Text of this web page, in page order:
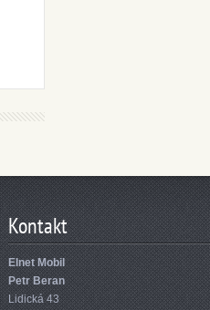
Kontakt
Elnet Mobil
Petr Beran
Lidická 43